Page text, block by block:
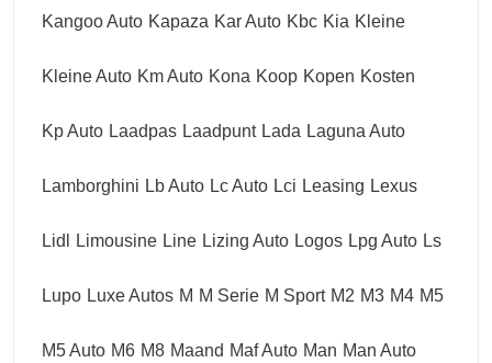
Kangoo Auto Kapaza Kar Auto Kbc Kia Kleine
Kleine Auto Km Auto Kona Koop Kopen Kosten
Kp Auto Laadpas Laadpunt Lada Laguna Auto
Lamborghini Lb Auto Lc Auto Lci Leasing Lexus
Lidl Limousine Line Lizing Auto Logos Lpg Auto Ls
Lupo Luxe Autos M M Serie M Sport M2 M3 M4 M5
M5 Auto M6 M8 Maand Maf Auto Man Man Auto